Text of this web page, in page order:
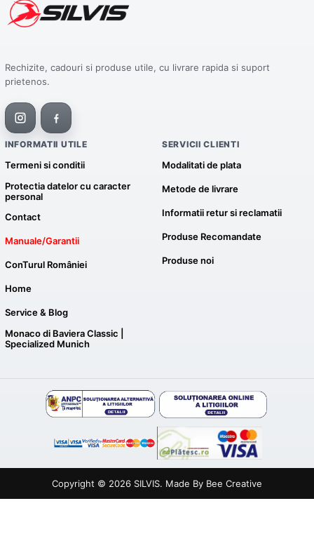
Rechizite, cadouri si produse utile, cu livrare rapida si suport
prietenos.
INFORMATII UTILE
Termeni si conditii
Protectia datelor cu caracter
personal
Contact
Manuale/Garantii
ConTurul României
Home
Service & Blog
Monaco di Baviera Classic |
Specialized Munich
SERVICII CLIENTI
Modalitati de plata
Metode de livrare
Informatii retur si reclamatii
Produse Recomandate
Produse noi
Copyright © 2026 SILVIS. Made By Bee Creative